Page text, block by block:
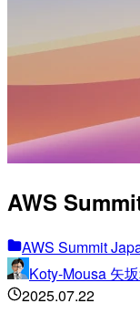
AWS
AWS Summit
Koty-Mousa 矢
2025.07.22